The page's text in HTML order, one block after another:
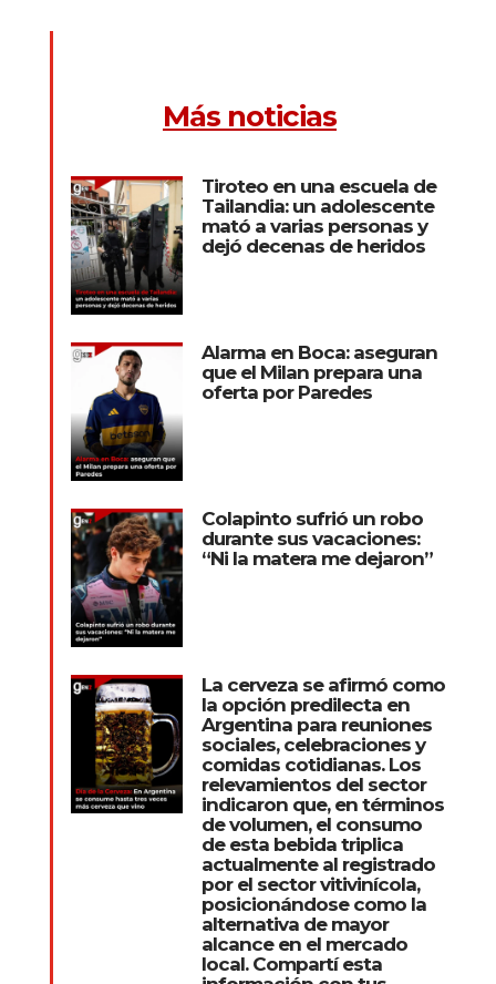
Más noticias
Tiroteo en una escuela de
Tailandia: un adolescente
mató a varias personas y
dejó decenas de heridos
Alarma en Boca: aseguran
que el Milan prepara una
oferta por Paredes
Colapinto sufrió un robo
durante sus vacaciones:
“Ni la matera me dejaron”
La cerveza se afirmó como
la opción predilecta en
Argentina para reuniones
sociales, celebraciones y
comidas cotidianas. Los
relevamientos del sector
indicaron que, en términos
de volumen, el consumo
de esta bebida triplica
actualmente al registrado
por el sector vitivinícola,
posicionándose como la
alternativa de mayor
alcance en el mercado
local. Compartí esta